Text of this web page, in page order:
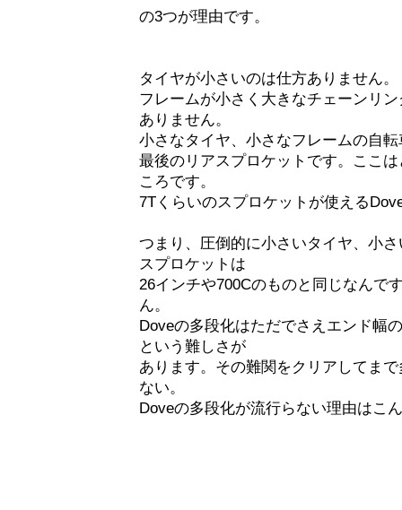
の3つが理由です。
タイヤが小さいのは仕方ありません。
フレームが小さく大きなチェーンリ
ありません。
小さなタイヤ、小さなフレームの自
最後のリアスプロケットです。ここ
ころです。
7Tくらいのスプロケットが使える
つまり、圧倒的に小さいタイヤ、小
スプロケットは
26インチや700Cのものと同じなんで
ん。
Doveの多段化はただでさえエンド幅
という難しさが
あります。その難関をクリアしてま
ない。
Doveの多段化が流行らない理由はこ